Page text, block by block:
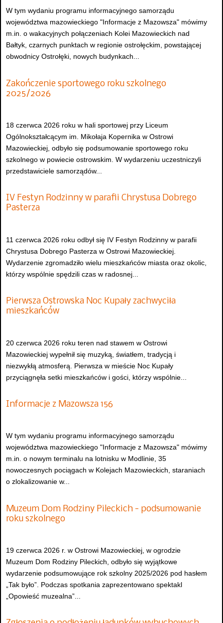
W tym wydaniu programu informacyjnego samorządu
województwa mazowieckiego "Informacje z Mazowsza" mówimy
m.in. o wakacyjnych połączeniach Kolei Mazowieckich nad
Bałtyk, czarnych punktach w regionie ostrołęckim, powstającej
obwodnicy Ostrołęki, nowych budynkach...
Zakończenie sportowego roku szkolnego
2025/2026
18 czerwca 2026 roku w hali sportowej przy Liceum
Ogólnokształcącym im. Mikołaja Kopernika w Ostrowi
Mazowieckiej, odbyło się podsumowanie sportowego roku
szkolnego w powiecie ostrowskim. W wydarzeniu uczestniczyli
przedstawiciele samorządów...
IV Festyn Rodzinny w parafii Chrystusa Dobrego
Pasterza
11 czerwca 2026 roku odbył się IV Festyn Rodzinny w parafii
Chrystusa Dobrego Pasterza w Ostrowi Mazowieckiej.
Wydarzenie zgromadziło wielu mieszkańców miasta oraz okolic,
którzy wspólnie spędzili czas w radosnej...
Pierwsza Ostrowska Noc Kupały zachwyciła
mieszkańców
20 czerwca 2026 roku teren nad stawem w Ostrowi
Mazowieckiej wypełnił się muzyką, światłem, tradycją i
niezwykłą atmosferą. Pierwsza w mieście Noc Kupały
przyciągnęła setki mieszkańców i gości, którzy wspólnie...
Informacje z Mazowsza 156
W tym wydaniu programu informacyjnego samorządu
województwa mazowieckiego "Informacje z Mazowsza" mówimy
m.in. o nowym terminalu na lotnisku w Modlinie, 35
nowoczesnych pociągach w Kolejach Mazowieckich, staraniach
o zlokalizowanie w...
Muzeum Dom Rodziny Pileckich - podsumowanie
roku szkolnego
19 czerwca 2026 r. w Ostrowi Mazowieckiej, w ogrodzie
Muzeum Dom Rodziny Pileckich, odbyło się wyjątkowe
wydarzenie podsumowujące rok szkolny 2025/2026 pod hasłem
„Tak było”. Podczas spotkania zaprezentowano spektakl
„Opowieść muzealna”...